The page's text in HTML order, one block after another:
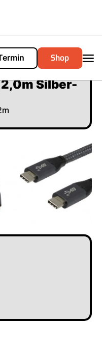
Shop
2,0m Silber-